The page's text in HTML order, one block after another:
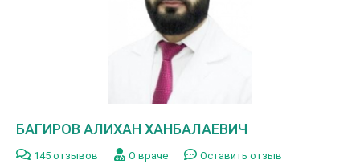
БАГИРОВ АЛИХАН ХАНБАЛАЕВИЧ
145 отзывов О враче Оставить отзыв